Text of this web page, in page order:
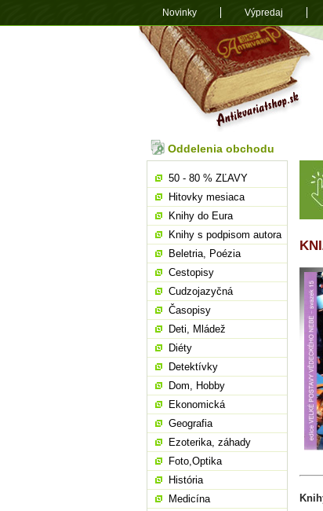
Oddelenia obchodu
50 - 80 % ZĽAVY
Hitovky mesiaca
Knihy do Eura
Knihy s podpisom autora
Beletria, Poézia
Cestopisy
Cudzojazyčná
Časopisy
Deti, Mládež
Diéty
Detektívky
Dom, Hobby
Ekonomická
Geografia
Ezoterika, záhady
Foto,Optika
História
Medicína
Novinky Výpredaj